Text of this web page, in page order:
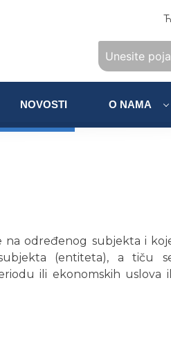
NOVOSTI O NAMA
na određenog subjekta i
(entiteta), a tiču
ili ekonomskih uslova